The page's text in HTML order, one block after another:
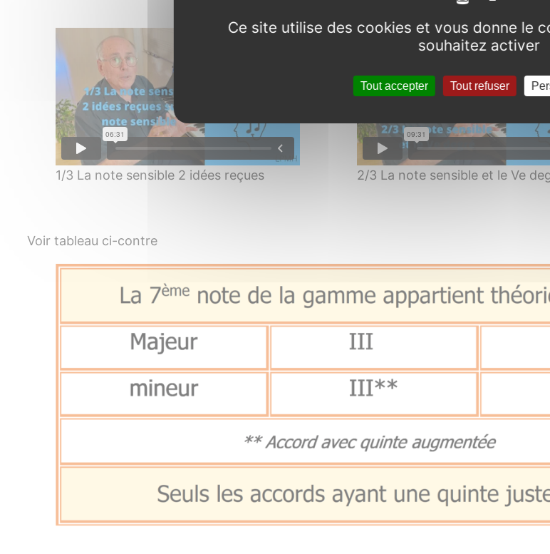
1/3 La note sensible 2 idées reçues 2/3 La note sensible et le Ve
Voir tableau ci-contre
Ce site utilise des cookies et vous donne le
souhaitez activer
Tout accepter Tout refuser